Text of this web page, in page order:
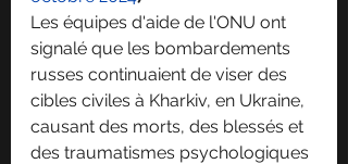
Les équipes d'aide de l'ONU ont
signalé que les bombardements
russes continuaient de viser des
cibles civiles à Kharkiv, en Ukraine,
causant des morts, des blessés et
des traumatismes psychologiques